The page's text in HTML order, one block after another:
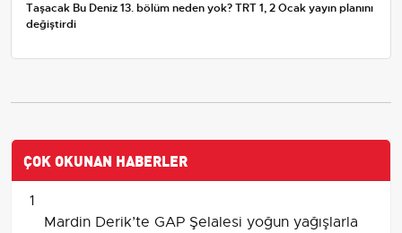
Taşacak Bu Deniz 13. bölüm neden yok? TRT 1, 2 Ocak yayın planını
değiştirdi
ÇOK OKUNAN HABERLER
1
Mardin Derik’te GAP Şelalesi yoğun yağışlarla